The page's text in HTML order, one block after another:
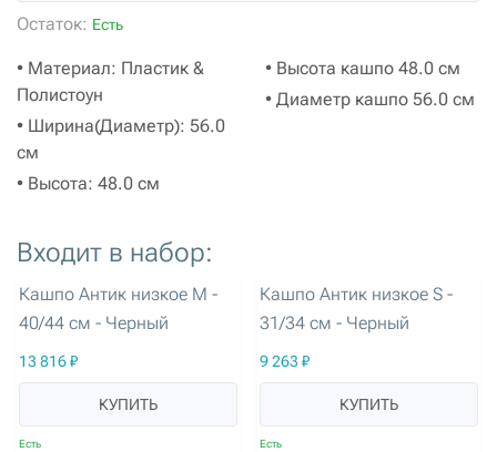
Остаток: Есть
• Материал: Пластик &
Полистоун
• Ширина(Диаметр): 56.0
см
• Высота: 48.0 см
• Высота кашпо 48.0 см
• Диаметр кашпо 56.0 см
Входит в набор:
артикул: 3304
Кашпо Антик низкое M -
40/44 см - Черный
13 816 ₽
КУПИТЬ
Есть
Кашпо Антик низкое S -
31/34 см - Черный
9 263 ₽
КУПИТЬ
Есть